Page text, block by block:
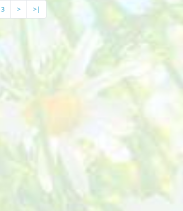
3 > >|